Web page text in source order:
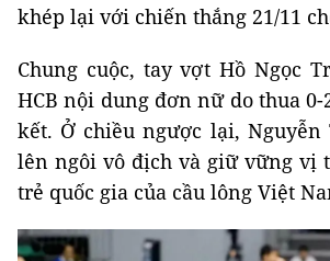
khép lại với chiến thắng 21/11
Chung cuộc, tay vợt Hồ Ngọc
HCB nội dung đơn nữ do thua
kết. Ở chiều ngược lại, Nguyễn
lên ngôi vô địch và giữ vững vị
trẻ quốc gia của cầu lông Việt